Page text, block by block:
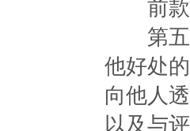
前款
第五
他好处
向他人
以及与